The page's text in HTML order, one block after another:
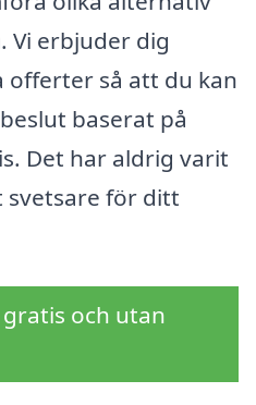
. Vi erbjuder dig
så att du kan
baserat på
Det har aldrig varit
för ditt
och utan